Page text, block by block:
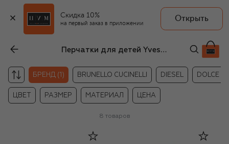
Скидка 10%
на первый заказ в приложении
Открыть
Перчатки для детей Yves Salomon Enfant
БРЕНД (1) BRUNELLO CUCINELLI DIESEL DOLCE
ЦВЕТ РАЗМЕР МАТЕРИАЛ ЦЕНА
8 товаров